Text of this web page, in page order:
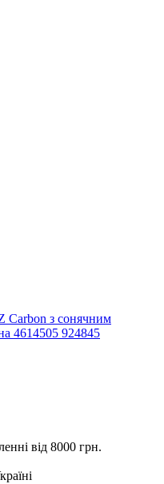
Carbon з сонячним
4614505 924845
від 8000 грн.